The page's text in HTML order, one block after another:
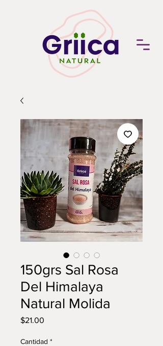
150grs Sal Rosa
Del Himalaya
Natural Molida
$21.00
Cantidad *